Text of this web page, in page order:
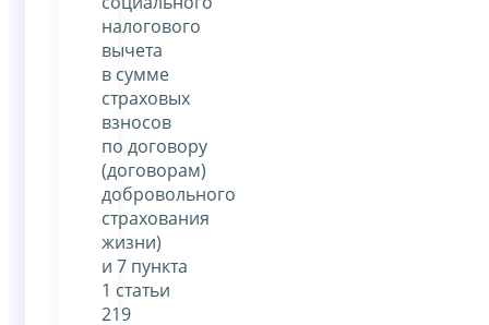
налогового
вычета
в сумме
страховых
взносов
по договору
(договорам)
добровольного
страхования
жизни)
и 7 пункта
1 статьи
219